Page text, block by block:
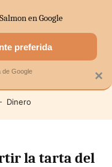
MERCADOS
Dinero
la tarta del
×
en Google
preferida
de Google